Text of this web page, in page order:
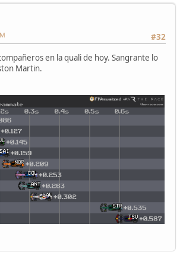
#32
en la quali de hoy. Sangrante lo
Martin.